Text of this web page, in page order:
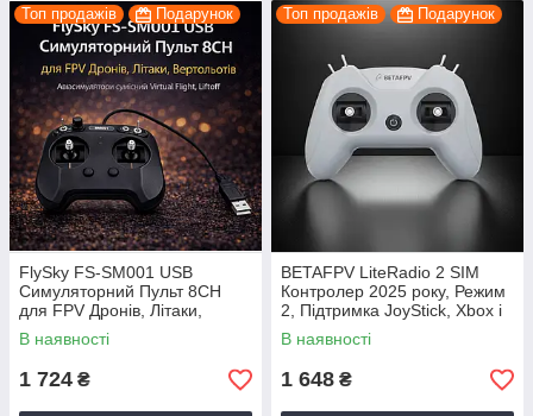
Топ продажів Подарунок
FlySky FS-SM001 USB
Симуляторний Пульт 8CH
для FPV Дронів, Літаки,
Вертольотів Авіасімулятори
сумісний Virtual Flight, Liftof
В наявності
1 724 ₴
Топ продажів Подарунок
BETAFPV LiteRadio 2 SIM
Контролер 2025 року, Режим
2, Підтримка JoyStick, Xbox і
сумісний Virtual Flight, Liftoff
В наявності
1 648 ₴